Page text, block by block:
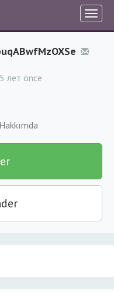
5 лет önce
Hakkımda